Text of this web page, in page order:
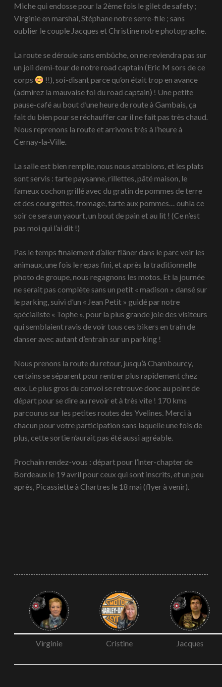
Miche qui endosse pour la 2ème fois le gilet de safety ;
Virginie en marshal, Stéphane notre serre-file ; sans
oublier le couple Jacques et Christine notre photographe.
La route se déroule sans embûche, on ne reviendra pas sur
un joli demi-tour de notre road captain (Eric M sors de ce
corps
!!), soi-disant parce qu’on était trop en avance
(admirez la mauvaise foi du road captain) ! Une petite
pause-café au bout d’une heure de route à Gambais, ça
fait du bien pour se réchauffer car il ne fait pas très chaud.
Nous reprenons la route et arrivons très à l’heure à
Cernay-la-Ville.
La salle est bien remplie, nous nous attablons, et les plats
sont servis : tarte paysanne, rillettes, pâté maison, le
fameux cochon grillé avec du gratin de pommes de terre
et des courgettes, fromage, tarte aux pommes… ouhla ce
soir ce sera un yaourt, un bout de pain et au lit ! (Ce n’est
pas moi qui l’ai dit !)
Pas le temps finalement d’aller flâner dans le parc voir les
animaux, une fois le repas fini, et après la traditionnelle
photo de groupe, nous regagnons les motos. Et la journée
ne serait pas complète sans un petit « madison » dansé sur
le parking, suivi d’un « Jean Petit » guidé par notre
spécialiste « Tophe », pour la plus grande joie des visiteurs
qui semblaient ravis de voir tous ces bikers en train de
danser avec autant d’entrain sur un parking !
Nous prenons la route du retour, jusqu’à Chambourcy,
certains se séparent pour rentrer plus rapidement chez
eux. Le plus gros du convoi se retrouve donc au point de
départ pour se dire au revoir et à très vite ! 170 kms
parcourus sur les petites routes des Yvelines. Merci à
chacun pour votre participation sans laquelle une fois de
plus, cette sortie n’aurait pas été aussi agréable.
Prochain rendez-vous : départ pour l’inter-chapter de
Bordeaux le 19 avril pour ceux qui sont inscrits, et un peu
après, Picassiette à Chartres le 18 mai (flyer à venir).
Virginie Cristine Jacques